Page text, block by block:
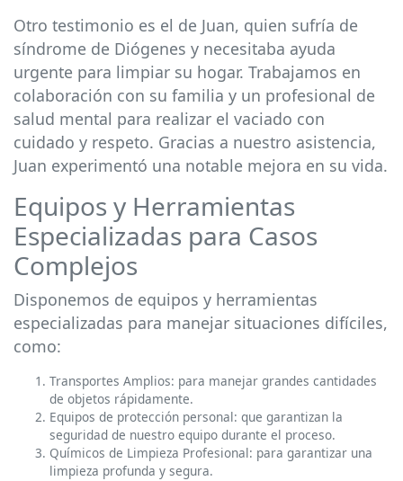
Otro testimonio es el de Juan, quien sufría de
síndrome de Diógenes y necesitaba ayuda
urgente para limpiar su hogar. Trabajamos en
colaboración con su familia y un profesional de
salud mental para realizar el vaciado con
cuidado y respeto. Gracias a nuestro asistencia,
Juan experimentó una notable mejora en su vida.
Equipos y Herramientas
Especializadas para Casos
Complejos
Disponemos de equipos y herramientas
especializadas para manejar situaciones difíciles,
como:
Transportes Amplios: para manejar grandes cantidades
de objetos rápidamente.
Equipos de protección personal: que garantizan la
seguridad de nuestro equipo durante el proceso.
Químicos de Limpieza Profesional: para garantizar una
limpieza profunda y segura.